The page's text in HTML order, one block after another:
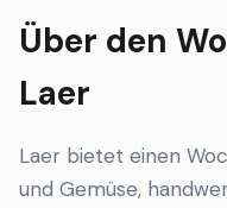
Über den
Laer
Laer bietet einen
und Gemüse,